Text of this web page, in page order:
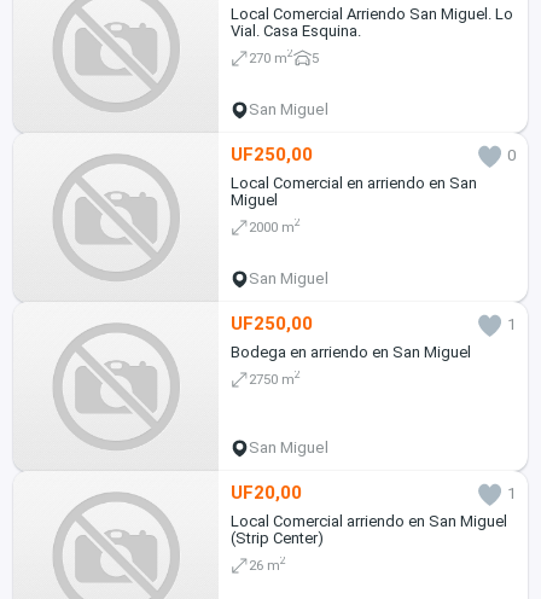
Local Comercial Arriendo San Miguel. Lo
Vial. Casa Esquina.
270 m2 5
San Miguel
UF250,00
0
Local Comercial en arriendo en San
Miguel
2000 m2
San Miguel
UF250,00
1
Bodega en arriendo en San Miguel
2750 m2
San Miguel
UF20,00
1
Local Comercial arriendo en San Miguel
(Strip Center)
26 m2